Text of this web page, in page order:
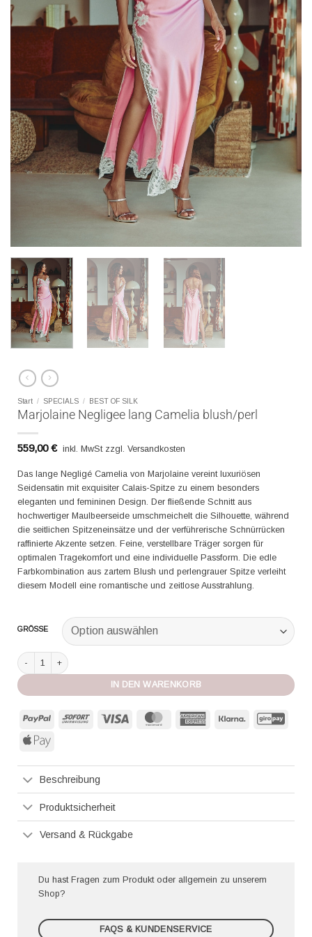
Start / SPECIALS / BEST OF SILK
Marjolaine Negligee lang Camelia blush/perl
559,00€ inkl. MwSt zzgl. Versandkosten
Das lange Negligé Camelia von Marjolaine vereint luxuriösen
Seidensatin mit exquisiter Calais-Spitze zu einem besonders
eleganten und femininen Design. Der fließende Schnitt aus
hochwertiger Maulbeerseide umschmeichelt die Silhouette, während
die seitlichen Spitzeneinsätze und der verführerische Schnürrücken
raffinierte Akzente setzen. Feine, verstellbare Träger sorgen für
optimalen Tragekomfort und eine individuelle Passform. Die edle
Farbkombination aus zartem Blush und perlengrauer Spitze verleiht
diesem Modell eine romantische und zeitlose Ausstrahlung.
GRÖSSE
Marjolaine Negligee lang Camelia blush/perl Menge
IN DEN WARENKORB
PayPal Sofort MasterCard American
Klarna
Apple
Beschreibung
Produktsicherheit
Versand & Rückgabe
Du hast Fragen zum Produkt oder allgemein zu unserem
Shop?
FAQS & KUNDENSERVICE